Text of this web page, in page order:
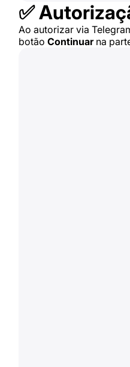
✅
Ao autorizar via
botão Continuarna